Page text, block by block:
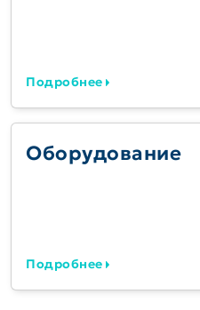
Подробнее
Оборудование
Подробнее